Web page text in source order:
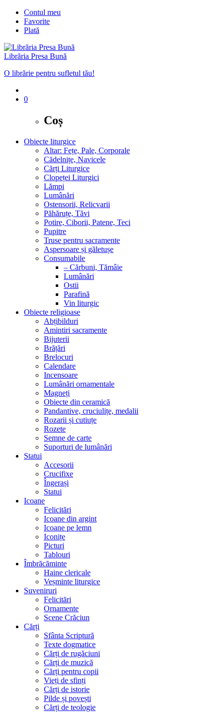
Contul meu
Favorite
Plată
Librăria Presa Bună
O librărie pentru sufletul tău!
0
Coș
Obiecte liturgice
Altar: Fețe, Pale, Corporale
Cădelnițe, Navicele
Cărți Liturgice
Clopeței Liturgici
Lămpi
Lumânări
Ostensorii, Relicvarii
Păhăruțe, Tăvi
Potire, Ciborii, Patene, Teci
Pupitre
Truse pentru sacramente
Aspersoare și găletușe
Consumabile
– Cărbuni, Tămâie
Lumânări
Ostii
Parafină
Vin liturgic
Obiecte religioase
Abțibilduri
Amintiri sacramente
Bijuterii
Brățări
Brelocuri
Calendare
Incensoare
Lumânări ornamentale
Magneți
Obiecte din ceramică
Pandantive, cruciulițe, medalii
Rozarii și cutiuțe
Rozete
Semne de carte
Suporturi de lumânări
Statui
Accesorii
Crucifixe
Îngerași
Statui
Icoane
Felicitări
Icoane din argint
Icoane pe lemn
Iconițe
Picturi
Tablouri
Îmbrăcăminte
Haine clericale
Veșminte liturgice
Suveniruri
Felicitări
Ornamente
Scene Crăciun
Cărți
Sfânta Scriptură
Texte dogmatice
Cărți de rugăciuni
Cărți de muzică
Cărți pentru copii
Vieți de sfinți
Cărți de istorie
Pilde și povești
Cărți de teologie